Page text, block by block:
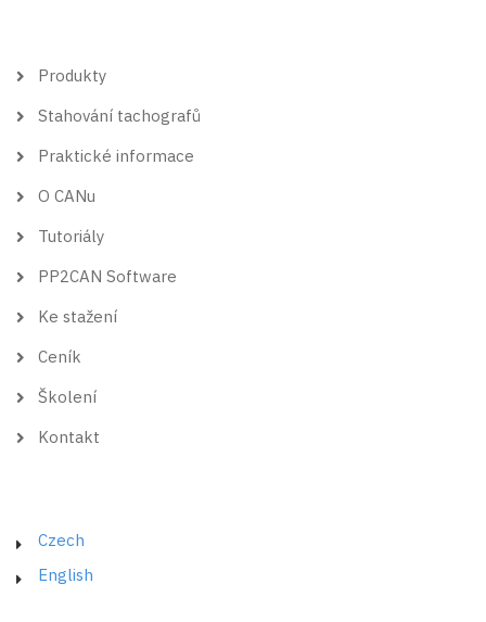
Hlavní
Produkty
Stahování tachografů
Praktické informace
O CANu
Tutoriály
PP2CAN Software
Ke stažení
Ceník
Školení
Kontakt
Czech
English